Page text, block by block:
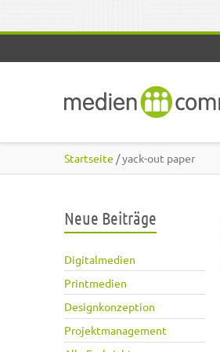
Startseite / yack-out paper
Neue Beiträge
Digitalmedien
Printmedien
Designkonzeption
Projektmanagement